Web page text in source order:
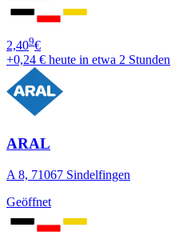
2,409€
+0,24 € heute in etwa 2 Stunden
ARAL
A 8, 71067 Sindelfingen
Geöffnet